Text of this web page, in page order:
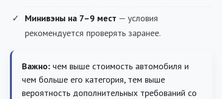
Минивэны на 7–9 мест — условия
рекомендуется проверять заранее.
Важно: чем выше стоимость автомобиля и
чем больше его категория, тем выше
вероятность дополнительных требований со